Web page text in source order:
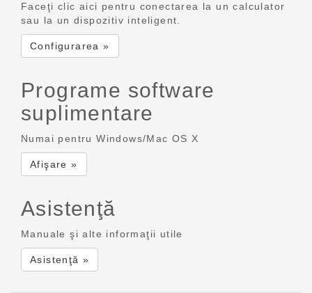
Faceţi clic aici pentru conectarea la un calculator
sau la un dispozitiv inteligent.
Configurarea »
Programe software
suplimentare
Numai pentru Windows/Mac OS X
Afişare »
Asistenţă
Manuale şi alte informaţii utile
Asistenţă »